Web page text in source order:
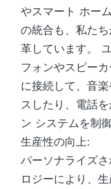
やスマート ホー
の統合も、私た
革しています。
フォンやスピー
に接続して、音
スしたり、電話
ン システムを制
生産性の向上:
パーソナライズ
ロジーにより、